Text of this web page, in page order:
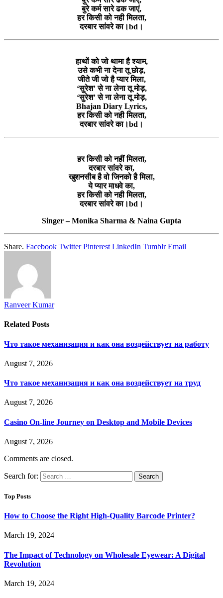
बुरे कर्म सारे ढक जाएं,
हर किसी को नही मिलता,
दरबार सांवरे का।bd।
हाथों को जो थामा है श्याम,
उसे कभी ना देना तू छोड़,
जीते जी जो है प्यार मिला,
‘सुरेश’ से ना लेना तू मोड़,
‘सुरेश’ से ना लेना तू मोड़,
Bhajan Diary Lyrics,
हर किसी को नही मिलता,
दरबार सांवरे का।bd।
हर किसी को नहीं मिलता,
दरबार सांवरे का,
खुशनसीब है वो जिनको है मिला,
ये प्यार माधवे का,
हर किसी को नही मिलता,
दरबार सांवरे का।bd।
Singer – Monika Sharma & Naina Gupta
Share. Facebook Twitter Pinterest LinkedIn Tumblr Email
Ranveer Kumar
Related Posts
Что такое механизация и как она воздействует на работу
August 7, 2026
Что такое механизация и как она воздействует на труд
August 7, 2026
Casino On-line Journey on Desktop and Mobile Devices
August 7, 2026
Comments are closed.
Search for:
Top Posts
How to Choose the Right High-Quality Barcode Printer?
March 19, 2024
The Impact of Technology on Wholesale Eyewear: A Digital
Revolution
March 19, 2024